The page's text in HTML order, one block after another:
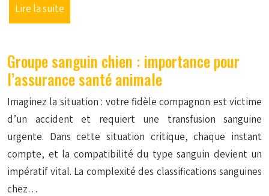
Lire la suite
Groupe sanguin chien : importance pour
l’assurance santé animale
Imaginez la situation : votre fidèle compagnon est victime
d’un accident et requiert une transfusion sanguine
urgente. Dans cette situation critique, chaque instant
compte, et la compatibilité du type sanguin devient un
impératif vital. La complexité des classifications sanguines
chez…